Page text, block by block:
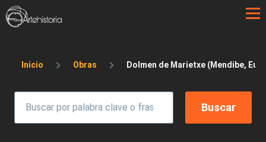
Pasar al contenido principal
Sobrescribir enlaces de ayuda a la
Inicio Obras Dolmen de Marietxe (Mendibe,